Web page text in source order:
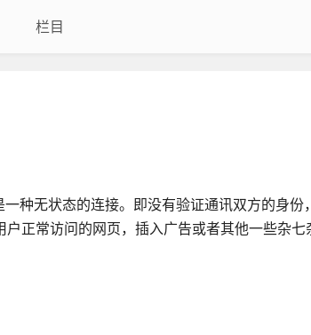
栏目
种无状态的连接。即没有验证通讯双方的身份
正常访问的网页，插入广告或者其他一些杂七